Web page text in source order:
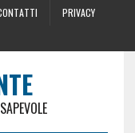
PRIVACY